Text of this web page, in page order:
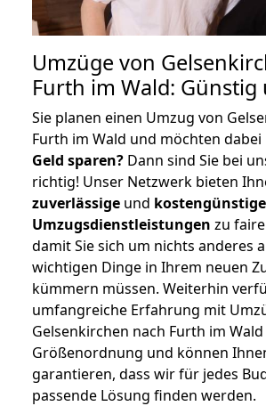
Umzüge von
Furth im Wald: Günstig
Sie planen einen Umzug von
Furth im Wald und möchten
Geld sparen? Dann sind Sie bei
richtig! Unser Netzwerk bieten
zuverlässige und kostengünstige
Umzugsdienstleistungen zu
damit Sie sich um nichts anderes
wichtigen Dinge in Ihrem neuen
kümmern müssen. Weiterhin
umfangreiche Erfahrung mit
Gelsenkirchen nach Furth im
Größenordnung und können
garantieren, dass wir für jedes
passende Lösung finden werden.